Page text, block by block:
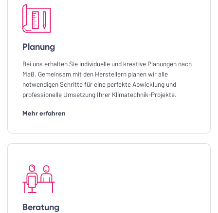
Planung
Bei uns erhalten Sie individuelle und kreative Planungen nach
Maß. Gemeinsam mit den Herstellern planen wir alle
notwendigen Schritte für eine perfekte Abwicklung und
professionelle Umsetzung Ihrer Klimatechnik-Projekte.
Mehr erfahren
Beratung